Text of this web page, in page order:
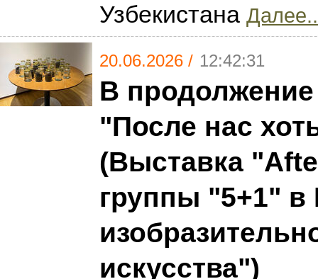
Узбекистана
20.06.2026 / 12:42:31
В
"После нас
(Выставка
группы "5+1" в
искусства")